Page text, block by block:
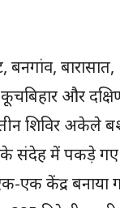
बनगांव, बारासात,
और
शिविर अकेले
के संदेह में पकड़े गए
एक केंद्र बनाया